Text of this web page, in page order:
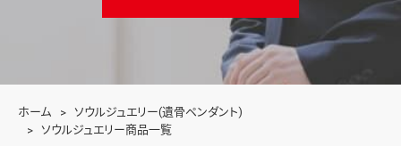
ホーム
ソウルジュエリー(遺骨ペンダント)
ソウルジュエリー商品一覧